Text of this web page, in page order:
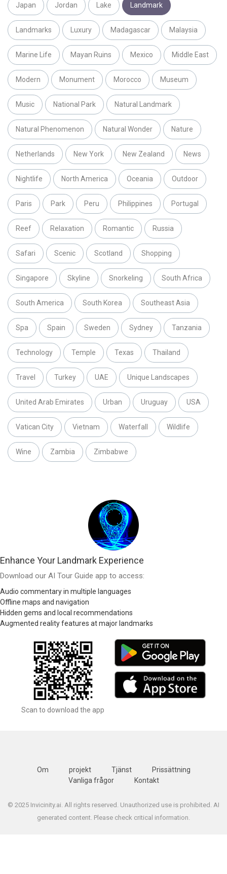
Japan Jordan Lake Landmark
Landmarks Luxury Madagascar Malaysia
Marine Life Mayan Ruins Mexico Middle East
Modern Monument Morocco Museum
Music National Park Natural Landmark
Natural Phenomenon Natural Wonder Nature
Netherlands New York New Zealand News
Nightlife North America Oceania Outdoor
Paris Park Peru Philippines Portugal
Reef Relaxation Romantic Russia
Safari Scenic Scotland Shopping
Singapore Skyline Snorkeling South Africa
South America South Korea Southeast Asia
Spa Spain Sweden Sydney Tanzania
Technology Temple Texas Thailand
Travel Turkey UAE Unique Landscapes
United Arab Emirates Urban Uruguay USA
Vatican City Vietnam Waterfall Wildlife
Wine Zambia Zimbabwe
Enhance Your Landmark Experience
Download our AI Tour Guide app to access:
Audio commentary in multiple languages
Offline maps and navigation
Hidden gems and local recommendations
Augmented reality features at major landmarks
Scan to download the app
Om projekt Tjänst
Prissättning
Vanliga frågor
Kontakt
© 2025 Invicinity.ai. All rights reserved. Unauthorized use is prohibited. AI
generated content. Please check critical information.